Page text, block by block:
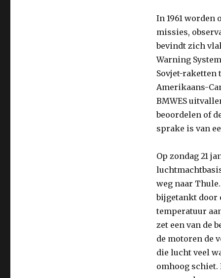
In 1961 worden
missies,
bevindt zich
Warning
Sovjet-raketten
Amerikaans-
BMWES
beoordelen of
sprake is van
Op zondag 21
weg naar
bijgetankt door
temperatuur
zet een van de
de motoren de
die lucht veel
omhoog